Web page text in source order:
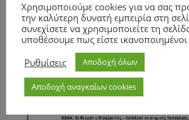
Χρησιμοποιούμε cookies για να σας
την καλύτερη δυνατή εμπειρία στη
συνεχίσετε να χρησιμοποιείτε τη
υποθέσουμε πως είστε
Ρυθμίσεις
Αποδοχή όλων
Αποδοχή αναγκαίων cookies